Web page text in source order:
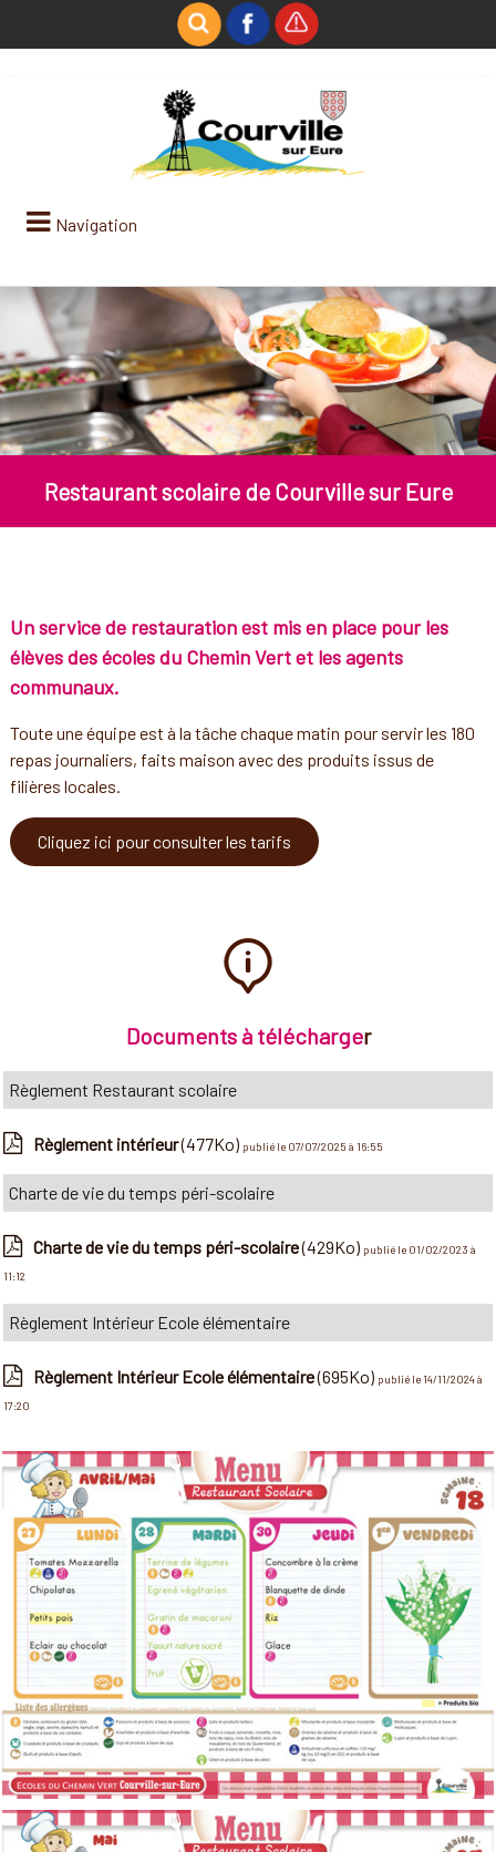
Navigation
Restaurant scolaire de Courville sur Eure
Un service de restauration est mis en place pour les
élèves des écoles du Chemin Vert et les agents
communaux.
Toute une équipe est à la tâche chaque matin pour servir les 180
repas journaliers, faits maison avec des produits issus de
filières locales.
Cliquez ici pour consulter les tarifs
Documents à télécharger
Règlement Restaurant scolaire
Règlement intérieur(477Ko) publié le 07/07/2025 à 16:55
Charte de vie du temps péri-scolaire
Charte de vie du temps péri-scolaire(429Ko) publié le 01/02/2023 à
11:12
Règlement Intérieur Ecole élémentaire
Règlement Intérieur Ecole élémentaire(695Ko) publié le 14/11/2024 à
17:20